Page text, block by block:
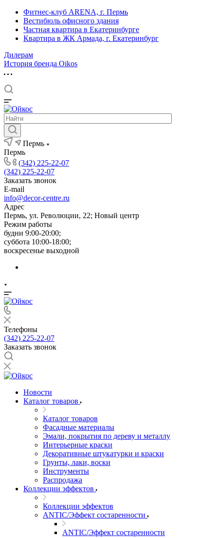
Фитнес-клуб ARENA, г. Пермь
Вестибюль офисного здания
Частная квартира в Екатеринбурге
Квартира в ЖК Армада, г. Екатеринбург
Дилерам
История бренда Oikos
Пермь
Пермь
(342) 225-22-07
(342) 225-22-07
Заказать звонок
E-mail
info@decor-centre.ru
Адрес
Пермь, ул. Революции, 22; Новый центр
Режим работы
будни 9:00-20:00;
суббота 10:00-18:00;
воскресенье выходной
Телефоны
(342) 225-22-07
Заказать звонок
Новости
Каталог товаров
Каталог товаров
Фасадные материалы
Эмали, покрытия по дереву и металлу
Интерьерные краски
Декоративные штукатурки и краски
Грунты, лаки, воски
Инструменты
Распродажа
Коллекции эффектов
Коллекции эффектов
ANTIC/Эффект состаренности
ANTIC/Эффект состаренности